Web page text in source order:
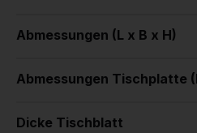
Abmessungen (L x B x H)
Abmessungen Tischplatte
Dicke Tischblatt